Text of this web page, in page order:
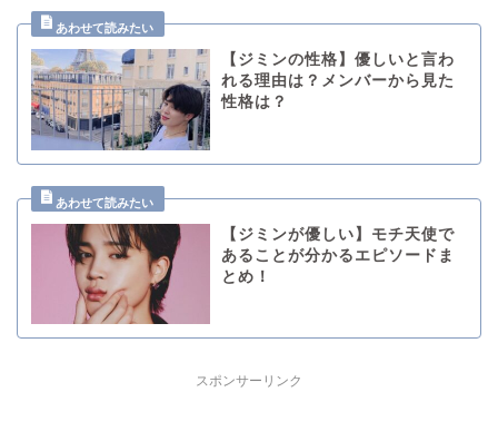
【ジミンの性格】優しいと言わ
れる理由は？メンバーから見た
性格は？
【ジミンが優しい】モチ天使で
あることが分かるエピソードま
とめ！
スポンサーリンク